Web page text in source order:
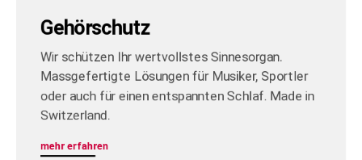
Gehörschutz
Wir schützen Ihr wertvollstes Sinnesorgan.
Massgefertigte Lösungen für Musiker, Sportler
oder auch für einen entspannten Schlaf. Made in
Switzerland.
mehr erfahren